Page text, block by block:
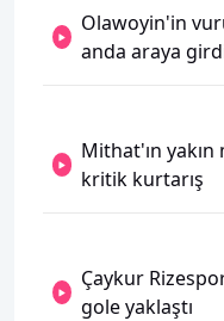
Olawoyin'in
anda araya
Mithat'ın
kritik kurtarış
Çaykur
gole yaklaştı